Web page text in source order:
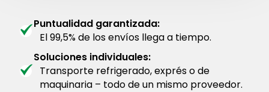
Puntualidad garantizada:
El 99,5% de los envíos llega a tiempo.
Soluciones individuales:
Transporte refrigerado, exprés o de
maquinaria – todo de un mismo proveedor.